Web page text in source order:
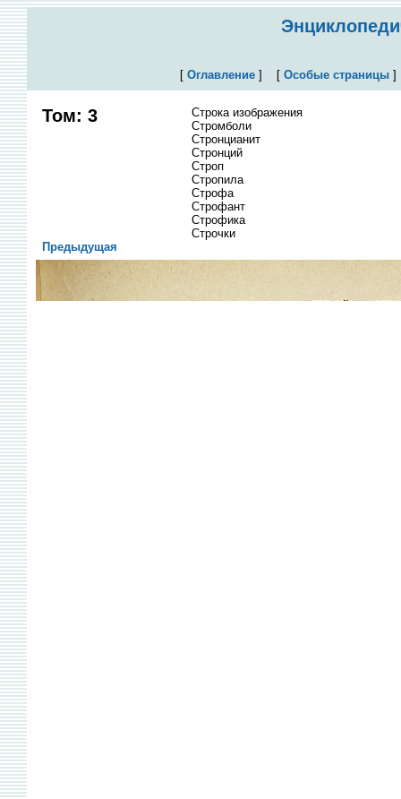
[ Оглавление] [ Особые страницы
Том: 3
Строка изображения
Стромболи
Стронцианит
Стронций
Строп
Стропила
Строфа
Строфант
Строфика
Строчки
Предыдущая